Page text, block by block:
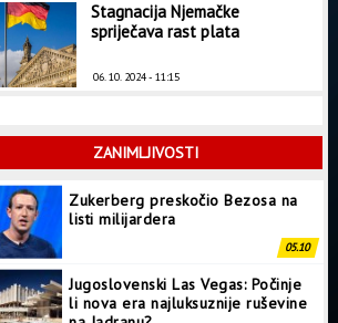
Stagnacija Njemačke
spriječava rast plata
06. 10. 2024 - 11:15
ZANIMLJIVOSTI
Zukerberg preskočio Bezosa na
listi milijardera
05.10
Jugoslovenski Las Vegas: Počinje
li nova era najluksuznije ruševine